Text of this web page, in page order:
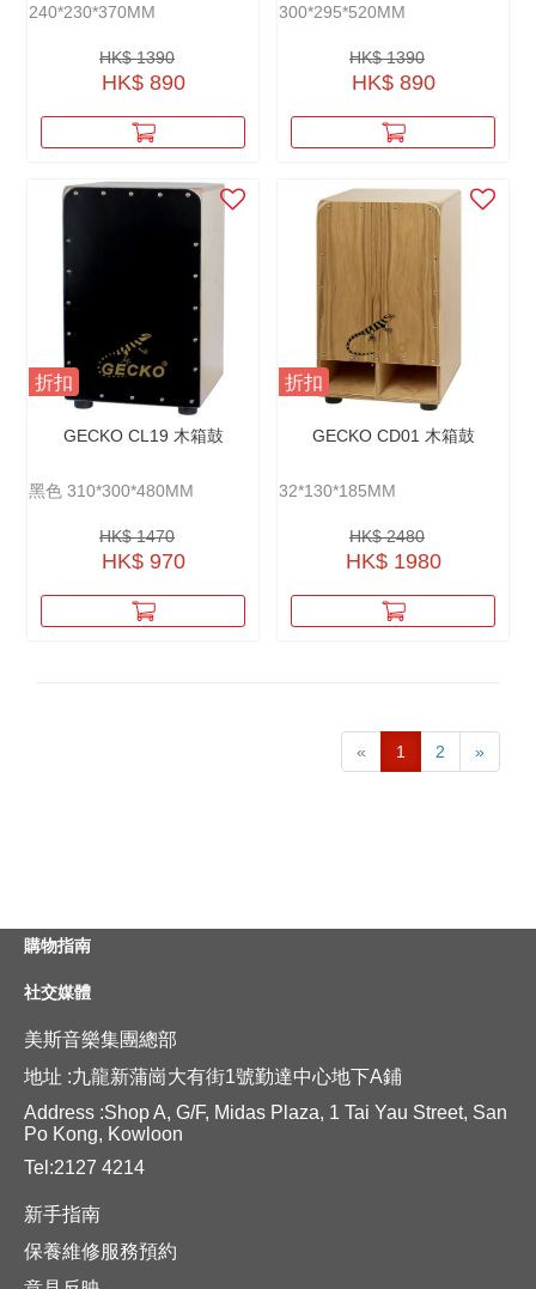
240*230*370MM
HK$ 1390
HK$ 890
300*295*520MM
HK$ 1390
HK$ 890
折扣
GECKO CL19 木箱鼓
黑色 310*300*480MM
HK$ 1470
HK$ 970
折扣
GECKO CD01 木箱鼓
32*130*185MM
HK$ 2480
HK$ 1980
« 1 2 »
購物指南
社交媒體
美斯音樂集團總部
地址 :九龍新蒲崗大有街1號勤達中心地下A鋪
Address :Shop A, G/F, Midas Plaza, 1 Tai Yau Street, San
Po Kong, Kowloon
Tel:2127 4214
新手指南
保養維修服務預約